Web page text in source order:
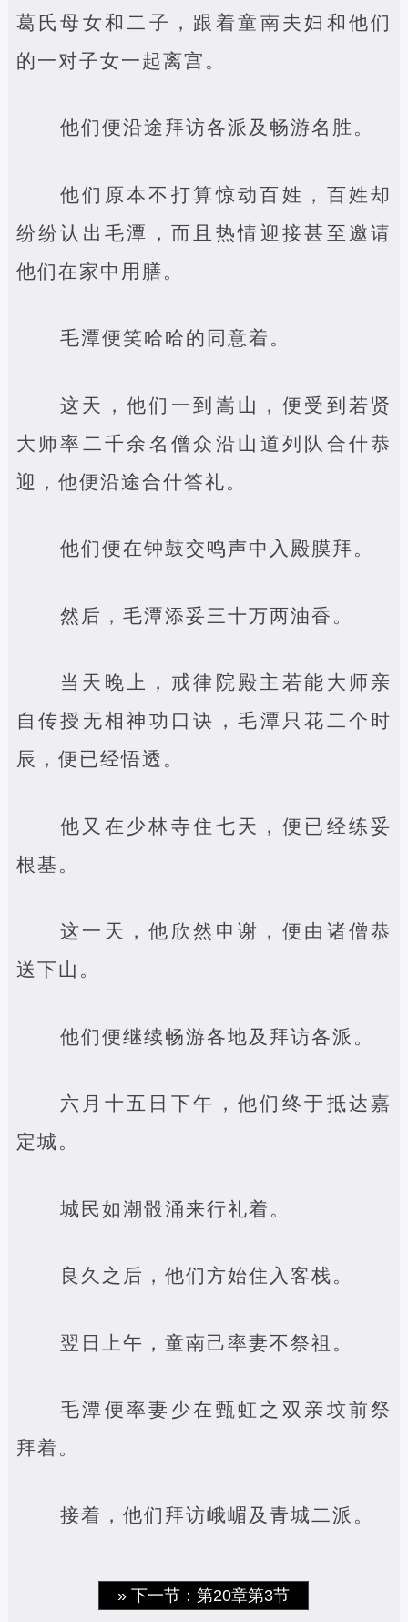
葛氏母女和二子，跟着童南夫妇和他们
的一对子女一起离宫。
他们便沿途拜访各派及畅游名胜。
他们原本不打算惊动百姓，百姓却
纷纷认出毛潭，而且热情迎接甚至邀请
他们在家中用膳。
毛潭便笑哈哈的同意着。
这天，他们一到嵩山，便受到若贤
大师率二千余名僧众沿山道列队合什恭
迎，他便沿途合什答礼。
他们便在钟鼓交鸣声中入殿膜拜。
然后，毛潭添妥三十万两油香。
当天晚上，戒律院殿主若能大师亲
自传授无相神功口诀，毛潭只花二个时
辰，便已经悟透。
他又在少林寺住七天，便已经练妥
根基。
这一天，他欣然申谢，便由诸僧恭
送下山。
他们便继续畅游各地及拜访各派。
六月十五日下午，他们终于抵达嘉
定城。
城民如潮骰涌来行礼着。
良久之后，他们方始住入客栈。
翌日上午，童南己率妻不祭祖。
毛潭便率妻少在甄虹之双亲坟前祭
拜着。
接着，他们拜访峨嵋及青城二派。
» 下一节：第20章第3节